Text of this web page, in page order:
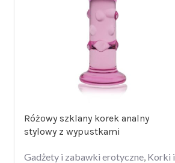
Różowy szklany korek analny
stylowy z wypustkami
Gadżety i zabawki erotyczne, Korki i